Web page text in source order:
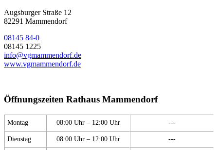
Augsburger Straße 12
82291 Mammendorf
08145 84-0
08145 1225
info@vgmammendorf.de
www.vgmammendorf.de
Öffnungszeiten Rathaus Mammendorf
Montag 08:00 Uhr – 12:00 Uhr ---
Dienstag 08:00 Uhr – 12:00 Uhr ---